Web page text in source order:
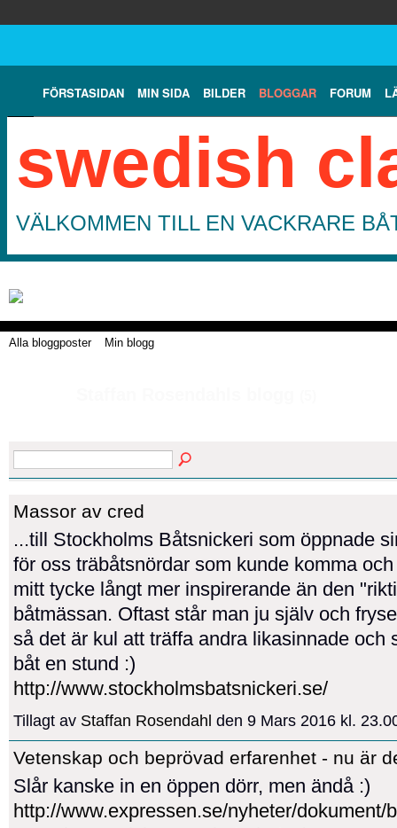
FÖRSTASIDAN MIN SIDA BILDER BLOGGAR FORUM
swedish
VÄLKOMMEN TILL EN VACKRARE
Alla bloggposter Min blogg
Massor av cred
...till Stockholms Båtsnickeri som öppnade
för oss träbåtsnördar som kunde komma
mitt tycke långt mer inspirerande än den
båtmässan. Oftast står man ju själv och
så det är kul att träffa andra likasinnade och
båt en stund :)
http://www.stockholmsbatsnickeri.se/
Tillagt av Staffan Rosendahl den 9 Mars 2016 kl.
Vetenskap och beprövad erfarenhet - nu är
Slår kanske in en öppen dörr, men ändå :)
http://www.expressen.se/nyheter/dokument/